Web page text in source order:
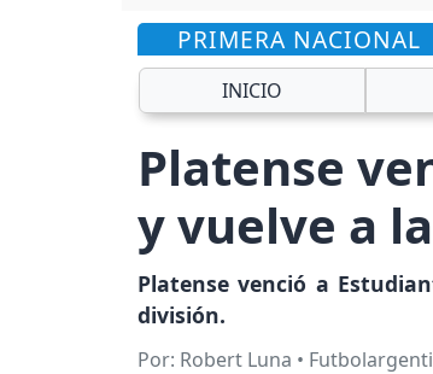
PRIMERA NACIONAL
INICIO
Platense
y vuelve a
Platense venció a
división.
Por: Robert Luna •